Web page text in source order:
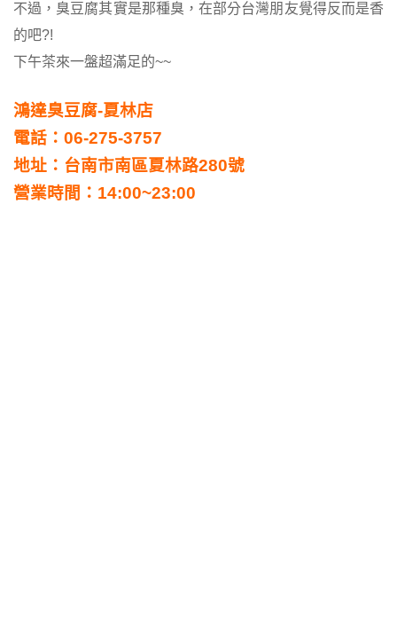
不過，臭豆腐其實是那種臭，在部分台灣朋友覺得反而是香
的吧?!
下午茶來一盤超滿足的~~
鴻達臭豆腐-夏林店
電話：06-275-3757
地址：台南市南區夏林路280號
營業時間：14:00~23:00